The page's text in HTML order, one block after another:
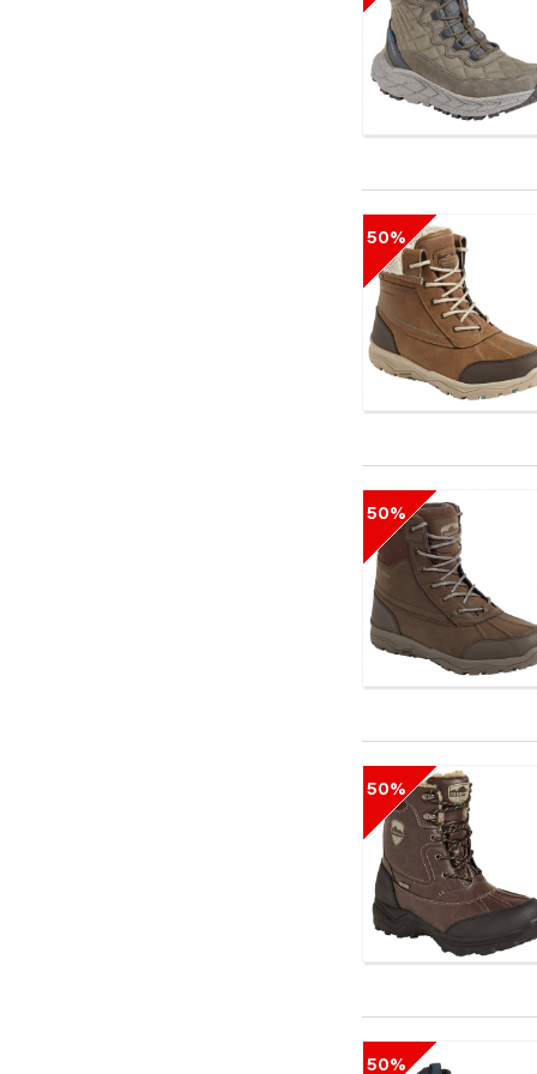
50%
50%
50%
50%